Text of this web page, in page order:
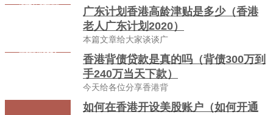
广东计划香港高龄津贴是多少（香港
老人广东计划2020）
本篇文章给大家谈谈广
香港背债贷款是真的吗（背债300万到
手240万当天下款）
今天给各位分享香港背
如何在香港开设美股账户（如何开通